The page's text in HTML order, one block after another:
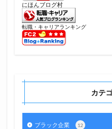
にほんブログ村
転職・キャリアランキング
カテ
ブラック企業 12